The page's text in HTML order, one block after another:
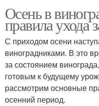
Осень в
правила ухода
С приходом осени
виноградниками. В это
за состоянием
готовым к будущему
рассмотрим основные
осенний период.